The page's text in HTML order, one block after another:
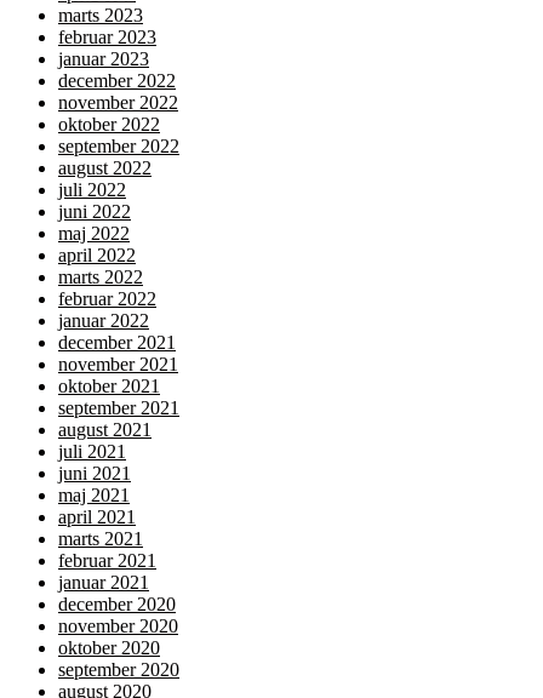
marts 2023
februar 2023
januar 2023
december 2022
november 2022
oktober 2022
september 2022
august 2022
juli 2022
juni 2022
maj 2022
april 2022
marts 2022
februar 2022
januar 2022
december 2021
november 2021
oktober 2021
september 2021
august 2021
juli 2021
juni 2021
maj 2021
april 2021
marts 2021
februar 2021
januar 2021
december 2020
november 2020
oktober 2020
september 2020
august 2020